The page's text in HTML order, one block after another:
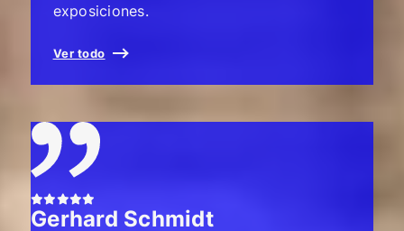
exposiciones.
Ver todo
Gerhard Schmidt